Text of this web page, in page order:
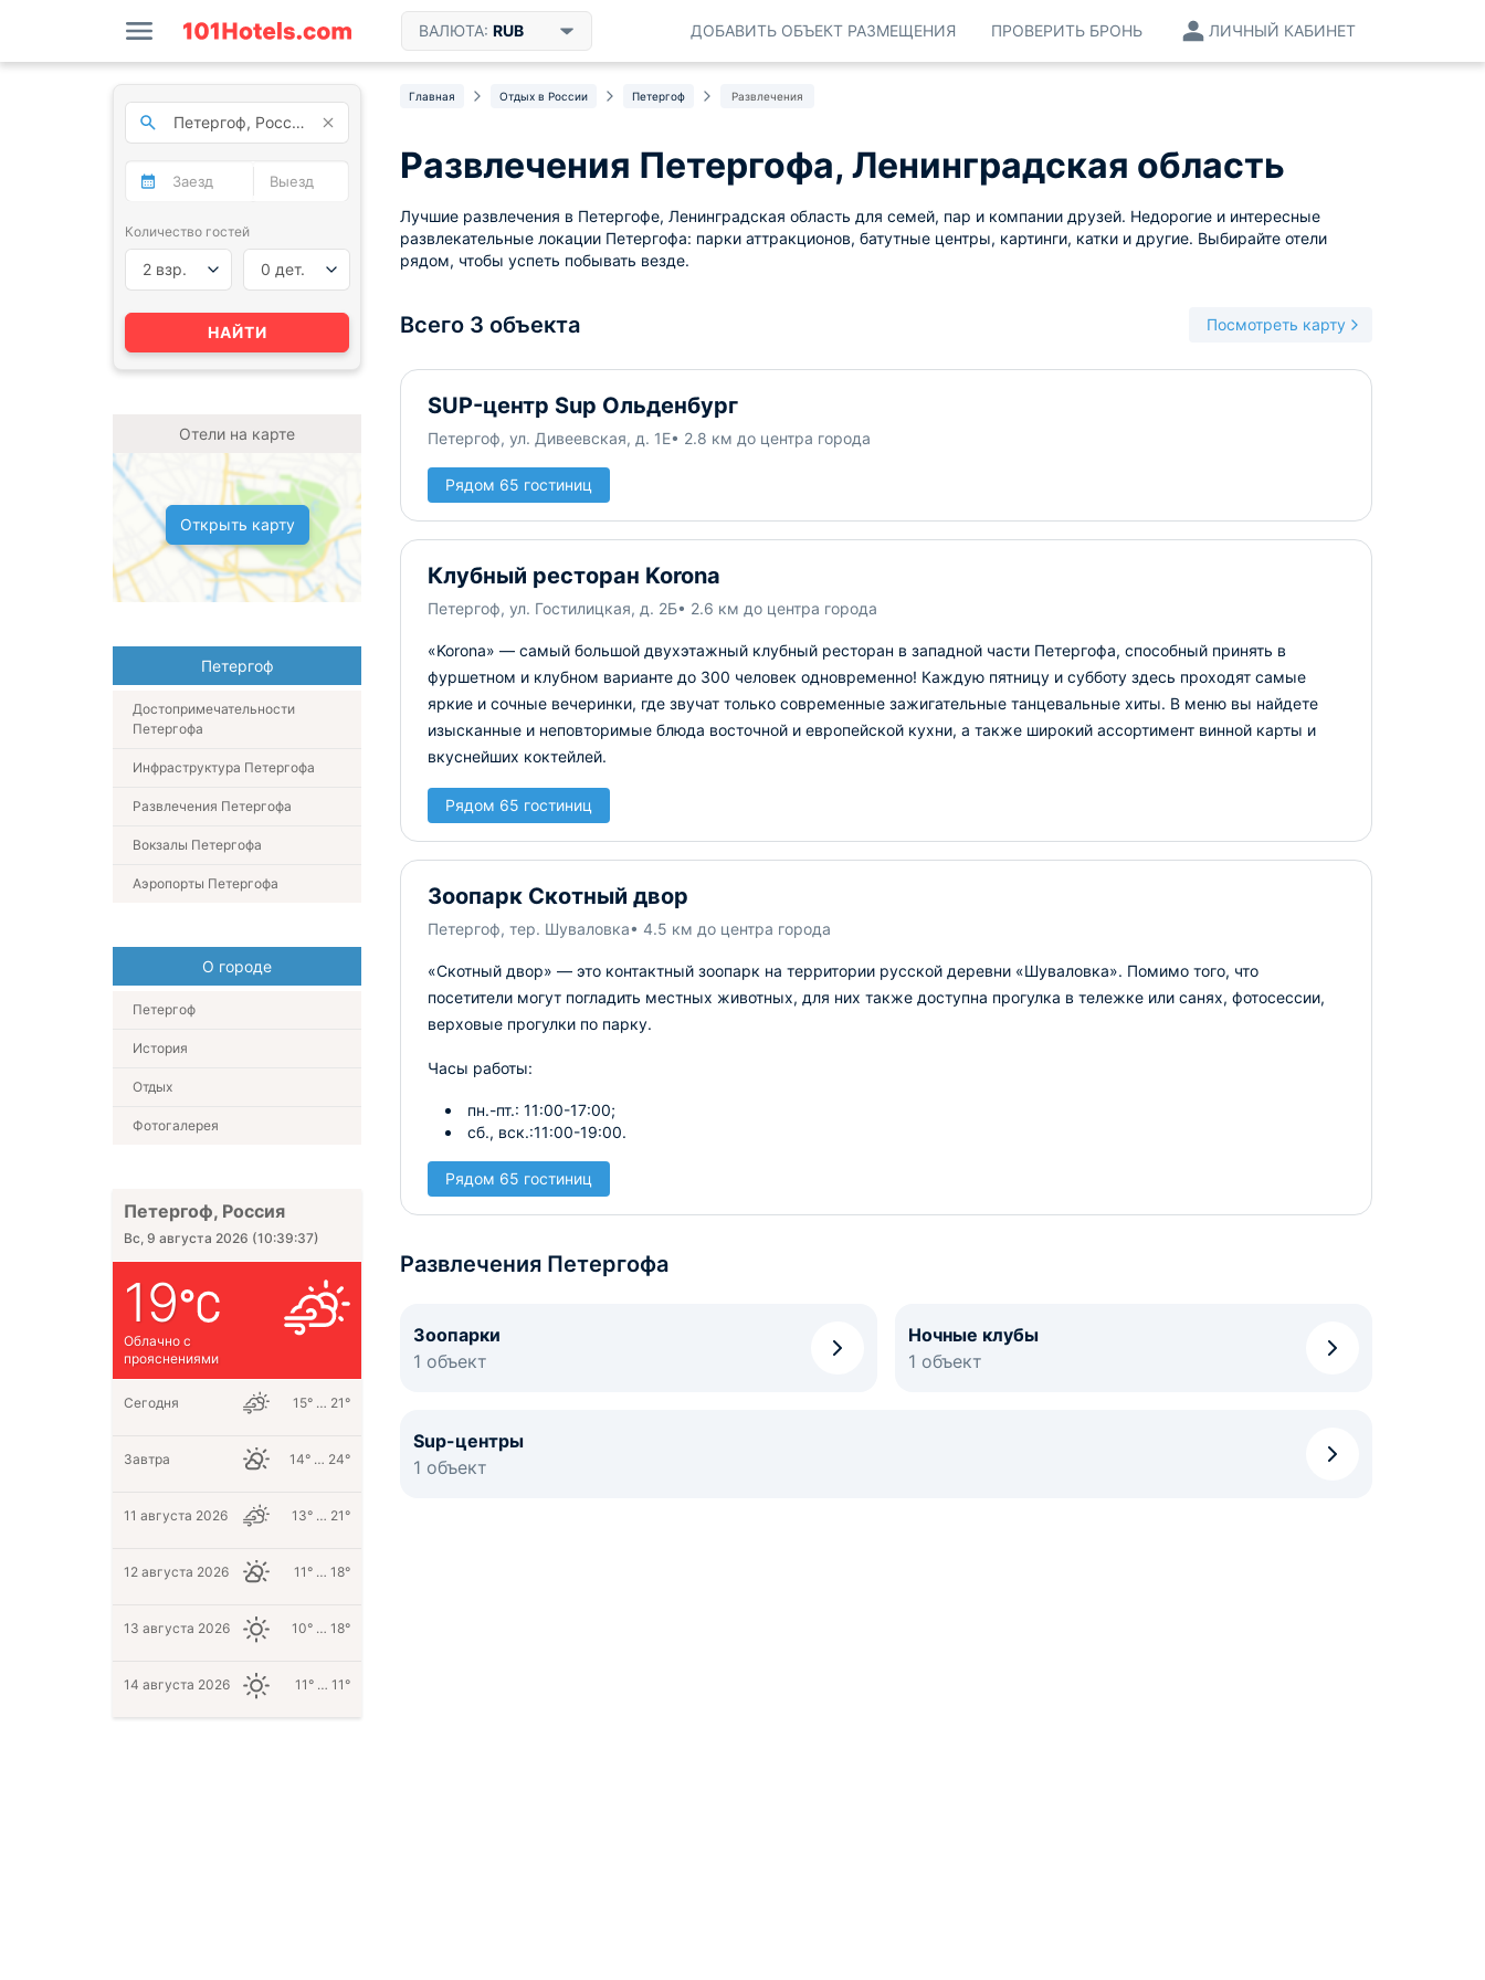
ВАЛЮТА: RUB ЛИЧНЫЙ КАБИНЕТ
ПРОВЕРИТЬ БРОНЬ
ДОБАВИТЬ ОБЪЕКТ РАЗМЕЩЕНИЯ
Главная Отдых в России Петергоф Развлечения
Развлечения Петергофа, Ленинградская область
Лучшие развлечения в Петергофе, Ленинградская область для семей, пар и компании друзей. Недорогие и интересные
развлекательные локации Петергофа: парки аттракционов, батутные центры, картинги, катки и другие. Выбирайте отели
рядом, чтобы успеть побывать везде.
Всего 3 объекта Посмотреть карту
SUP-центр Sup Ольденбург
Петергоф, ул. Дивеевская, д. 1Е• 2.8 км до центра города
Рядом 65 гостиниц
Клубный ресторан Korona
Петергоф, ул. Гостилицкая, д. 2Б• 2.6 км до центра города
«Korona» — самый большой двухэтажный клубный ресторан в западной части Петергофа, способный принять в
фуршетном и клубном варианте до 300 человек одновременно! Каждую пятницу и субботу здесь проходят самые
яркие и сочные вечеринки, где звучат только современные зажигательные танцевальные хиты. В меню вы найдете
изысканные и неповторимые блюда восточной и европейской кухни, а также широкий ассортимент винной карты и
вкуснейших коктейлей.
Рядом 65 гостиниц
Зоопарк Скотный двор
Петергоф, тер. Шуваловка• 4.5 км до центра города
«Скотный двор» — это контактный зоопарк на территории русской деревни «Шуваловка». Помимо того, что
посетители могут погладить местных животных, для них также доступна прогулка в тележке или санях, фотосессии,
верховые прогулки по парку.
Часы работы:
пн.-пт.: 11:00-17:00;
сб., вск.:11:00-19:00.
Рядом 65 гостиниц
Развлечения Петергофа
Зоопарки
1 объект
Ночные клубы
1 объект
Sup-центры
1 объект
Количество гостей
2 взр. 0 дет.
НАЙТИ
Отели на карте
Открыть карту
Петергоф
Достопримечательности
Петергофа
Инфраструктура Петергофа
Развлечения Петергофа
Вокзалы Петергофа
Аэропорты Петергофа
О городе
Петергоф
История
Отдых
Фотогалерея
Петергоф, Россия
Вс, 9 августа 2026 (10:39:37)
19
Облачно с
прояснениями
Сегодня 15° … 21°
Завтра 14° … 24°
11 августа 2026 13° … 21°
12 августа 2026 11° … 18°
13 августа 2026 10° … 18°
14 августа 2026 11° … 11°